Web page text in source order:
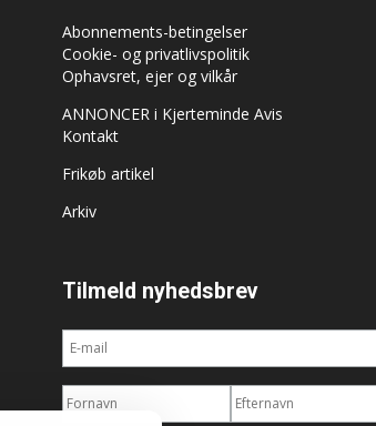
Abonnements-betingelser
Cookie- og privatlivspolitik
Ophavsret, ejer og vilkår
ANNONCER i Kjerteminde Avis
Kontakt
Frikøb artikel
Arkiv
Tilmeld nyhedsbrev